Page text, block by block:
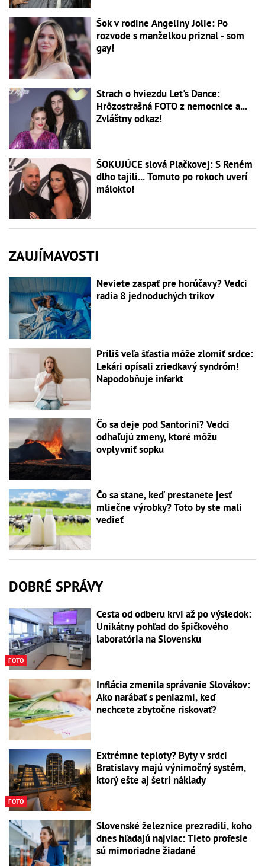
Šok v rodine Angeliny Jolie: Po
rozvode s manželkou priznal - som
gay!
Strach o hviezdu Let's Dance:
Hrôzostrašná FOTO z nemocnice a...
Zvláštny odkaz!
ŠOKUJÚCE slová Plačkovej: S Reném
dlho tajili... Tomuto po rokoch uverí
málokto!
ZAUJÍMAVOSTI
Neviete zaspať pre horúčavy? Vedci
radia 8 jednoduchých trikov
Príliš veľa šťastia môže zlomiť srdce:
Lekári opísali zriedkavý syndróm!
Napodobňuje infarkt
Čo sa deje pod Santorini? Vedci
odhaľujú zmeny, ktoré môžu
ovplyvniť sopku
Čo sa stane, keď prestanete jesť
mliečne výrobky? Toto by ste mali
vedieť
DOBRÉ SPRÁVY
FOTO
Cesta od odberu krvi až po výsledok:
Unikátny pohľad do špičkového
laboratória na Slovensku
Inflácia zmenila správanie Slovákov:
Ako narábať s peniazmi, keď
nechcete zbytočne riskovať?
FOTO
Extrémne teploty? Byty v srdci
Bratislavy majú výnimočný systém,
ktorý ešte aj šetrí náklady
Slovenské železnice prezradili, koho
dnes hľadajú najviac: Tieto profesie
sú mimoriadne žiadané